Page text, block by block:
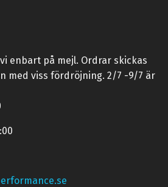
vi enbart på mejl. Ordrar skickas
med viss fördröjning. 2/7 -9/7 är